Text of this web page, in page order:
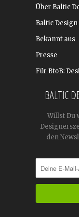
Über Baltic
Baltic Design
Bekannt aus
Presse
Für BtoB:
BALTIC
Willst Du
den